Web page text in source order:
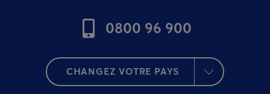
0800 96 900
CHANGEZ VOTRE PAYS